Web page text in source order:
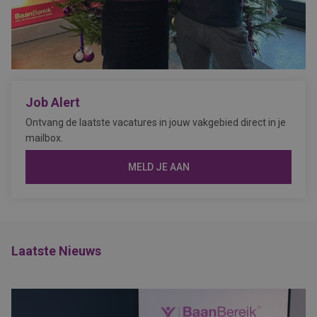
Job Alert
Ontvang de laatste vacatures in jouw vakgebied direct in je
mailbox.
MELD JE AAN
Laatste Nieuws